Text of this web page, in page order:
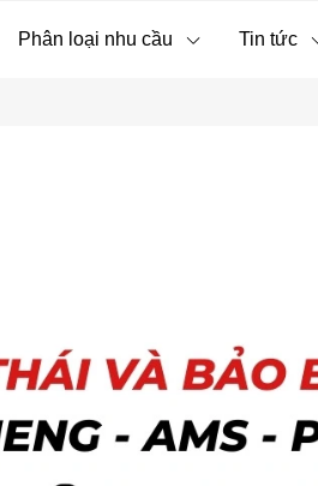
Phân loại nhu cầu Tin tức